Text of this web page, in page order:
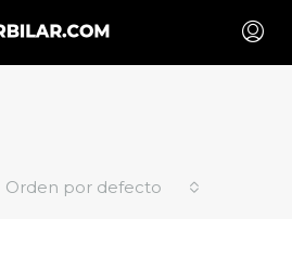
Orden por defecto